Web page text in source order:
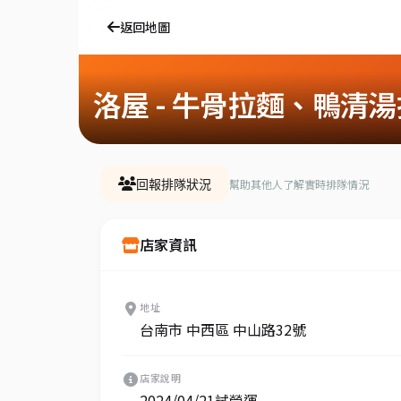
返回地圖
洛屋 - 牛骨拉麵、鴨清
回報排隊狀況 幫助其他人了解實時排隊情況
店家資訊
地址
台南市 中西區 中山路32號
店家說明